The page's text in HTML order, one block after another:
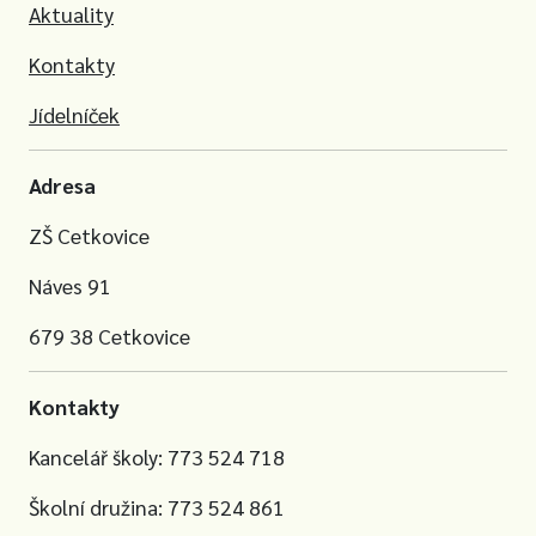
Aktuality
Kontakty
Jídelníček
Adresa
ZŠ Cetkovice
Náves 91
679 38 Cetkovice
Kontakty
Kancelář školy: 773 524 718
Školní družina: 773 524 861